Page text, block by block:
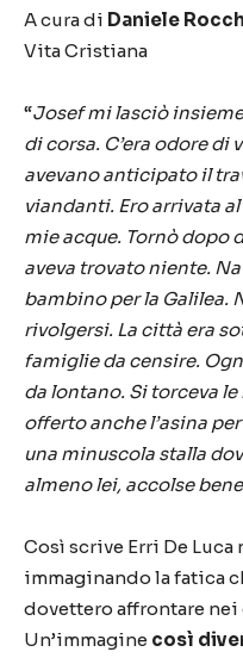
A cura di Daniele
Vita Cristiana
“Josef mi lasciò
di corsa. C’era odore di
avevano anticipato il
viandanti. Ero arrivata
mie acque. Tornò dopo
aveva trovato niente.
bambino per la Galilea.
rivolgersi. La città era
famiglie da censire.
da lontano. Si torceva
offerto anche l’asina
una minuscola stalla
almeno lei, accolse
Così scrive Erri De Luca
immaginando la fatica
dovettero affrontare
Un’immagine così